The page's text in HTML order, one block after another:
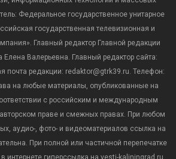
Федеральное государственное унитарное
государственная телевизионная и
Главный редактор Главной редакции
Елена Валерьевна. Главный редактор сайта:
почта редакции: redaktor@gtrk39.ru. Телефон:
на любые материалы, опубликованные на
с российским и международным
праве и смежных правах. При любом
аудио-, фото- и видеоматериалов ссылка на
При полной или частичной перепечатке
интернете гиперссылка на vesti-kaliningrad.ru